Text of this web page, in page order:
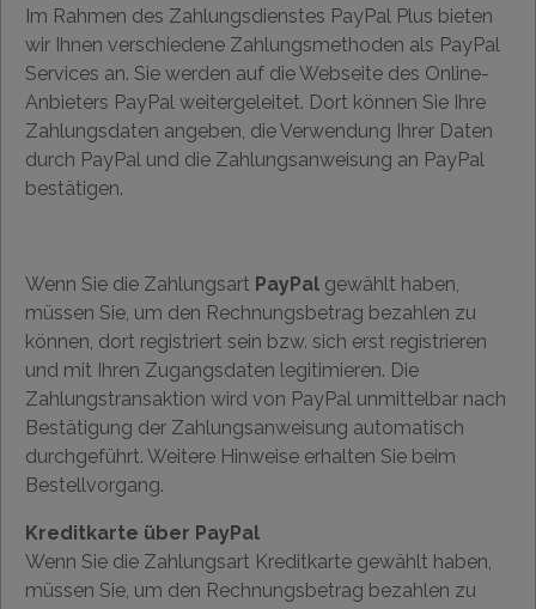
Im Rahmen des Zahlungsdienstes PayPal Plus bieten
wir Ihnen verschiedene Zahlungsmethoden als PayPal
Services an. Sie werden auf die Webseite des Online-
Anbieters PayPal weitergeleitet. Dort können Sie Ihre
Zahlungsdaten angeben, die Verwendung Ihrer Daten
durch PayPal und die Zahlungsanweisung an PayPal
bestätigen.
Wenn Sie die Zahlungsart PayPal gewählt haben,
müssen Sie, um den Rechnungsbetrag bezahlen zu
können, dort registriert sein bzw. sich erst registrieren
und mit Ihren Zugangsdaten legitimieren. Die
Zahlungstransaktion wird von PayPal unmittelbar nach
Bestätigung der Zahlungsanweisung automatisch
durchgeführt. Weitere Hinweise erhalten Sie beim
Bestellvorgang.
Kreditkarte über PayPal
Wenn Sie die Zahlungsart Kreditkarte gewählt haben,
müssen Sie, um den Rechnungsbetrag bezahlen zu